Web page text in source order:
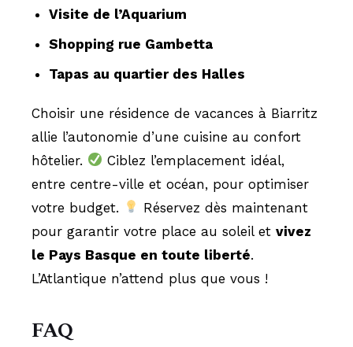
Visite de l’Aquarium
Shopping rue Gambetta
Tapas au quartier des Halles
Choisir une résidence de vacances à Biarritz
allie l’autonomie d’une cuisine au confort
hôtelier.
Ciblez l’emplacement idéal,
entre centre-ville et océan, pour optimiser
votre budget.
Réservez dès maintenant
pour garantir votre place au soleil et vivez
le Pays Basque en toute liberté.
L’Atlantique n’attend plus que vous !
FAQ